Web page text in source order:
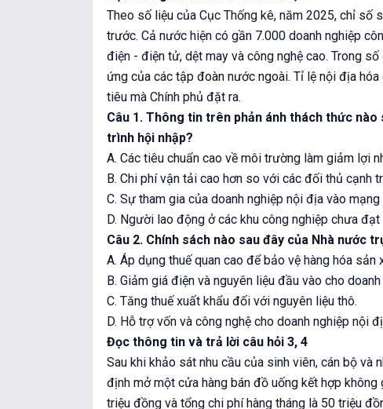
Theo số liệu của Cục Thống kê, năm 2025, chỉ số
trước. Cả nước hiện có gần 7.000 doanh nghiệp
điện - điện tử, dệt may và công nghệ cao. Trong
ứng của các tập đoàn nước ngoài. Tỉ lệ nội địa
tiêu mà Chính phủ đặt ra.
Câu 1. Thông tin trên phản ánh thách thức
trình hội nhập?
A. Các tiêu chuẩn cao về môi trường làm giảm lợi
B. Chi phí vận tải cao hơn so với các đối thủ cạnh
C. Sự tham gia của doanh nghiệp nội địa vào
D. Người lao động ở các khu công nghiệp chưa
Câu 2. Chính sách nào sau đây của Nhà nước
A. Áp dụng thuế quan cao để bảo vệ hàng hóa sản
B. Giảm giá điện và nguyên liệu đầu vào cho
C. Tăng thuế xuất khẩu đối với nguyên liệu thô.
D. Hỗ trợ vốn và công nghệ cho doanh nghiệp nội
Đọc thông tin và trả lời câu hỏi 3, 4
Sau khi khảo sát nhu cầu của sinh viên, cán bộ
định mở một cửa hàng bán đồ uống kết hợp
triệu đồng và tổng chi phí hàng tháng là 50 triệu